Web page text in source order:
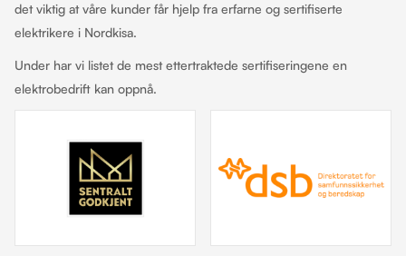
det viktig at våre kunder får hjelp fra erfarne og sertifiserte
elektrikere i Nordkisa.
Under har vi listet de mest ettertraktede sertifiseringene en
elektrobedrift kan oppnå.